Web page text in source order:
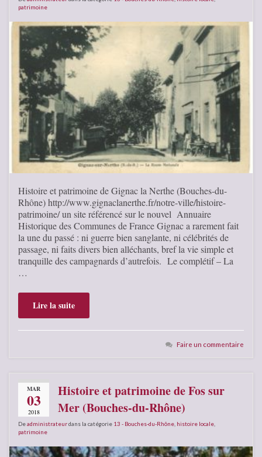
patrimoine
Histoire et patrimoine de Gignac la Nerthe (Bouches-du-
Rhône) http://www.gignaclanerthe.fr/notre-ville/histoire-
patrimoine/ un site référencé sur le nouvel Annuaire
Historique des Communes de France Gignac a rarement fait
la une du passé : ni guerre bien sanglante, ni célébrités de
passage, ni faits divers bien alléchants, bref la vie simple et
tranquille des campagnards d’autrefois. Le complétif – La
…
Lire la suite
Faire un commentaire
MAR
03
2018
Histoire et patrimoine de Fos sur
Mer (Bouches-du-Rhône)
Deadministrateurdans la catégorie 13 - Bouches-du-Rhône histoire locale
patrimoine